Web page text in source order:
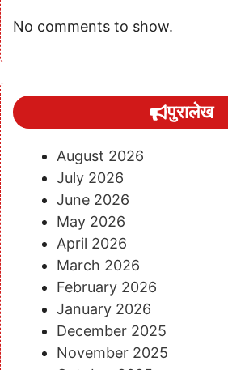
No comments to show.
पुरालेख
August 2026
July 2026
June 2026
May 2026
April 2026
March 2026
February 2026
January 2026
December 2025
November 2025